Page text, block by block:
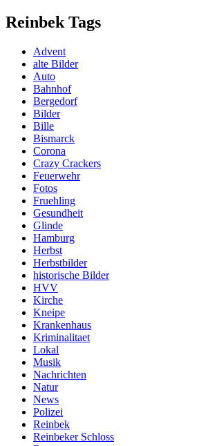
Reinbek Tags
Advent
alte Bilder
Auto
Bahnhof
Bergedorf
Bilder
Bille
Bismarck
Corona
Crazy Crackers
Feuerwehr
Fotos
Fruehling
Gesundheit
Glinde
Hamburg
Herbst
Herbstbilder
historische Bilder
HVV
Kirche
Kneipe
Krankenhaus
Kriminalitaet
Lokal
Musik
Nachrichten
Natur
News
Polizei
Reinbek
Reinbeker Schloss